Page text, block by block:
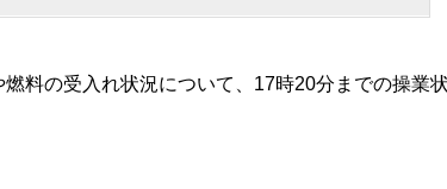
料の受入れ状況について、17時20分までの操業